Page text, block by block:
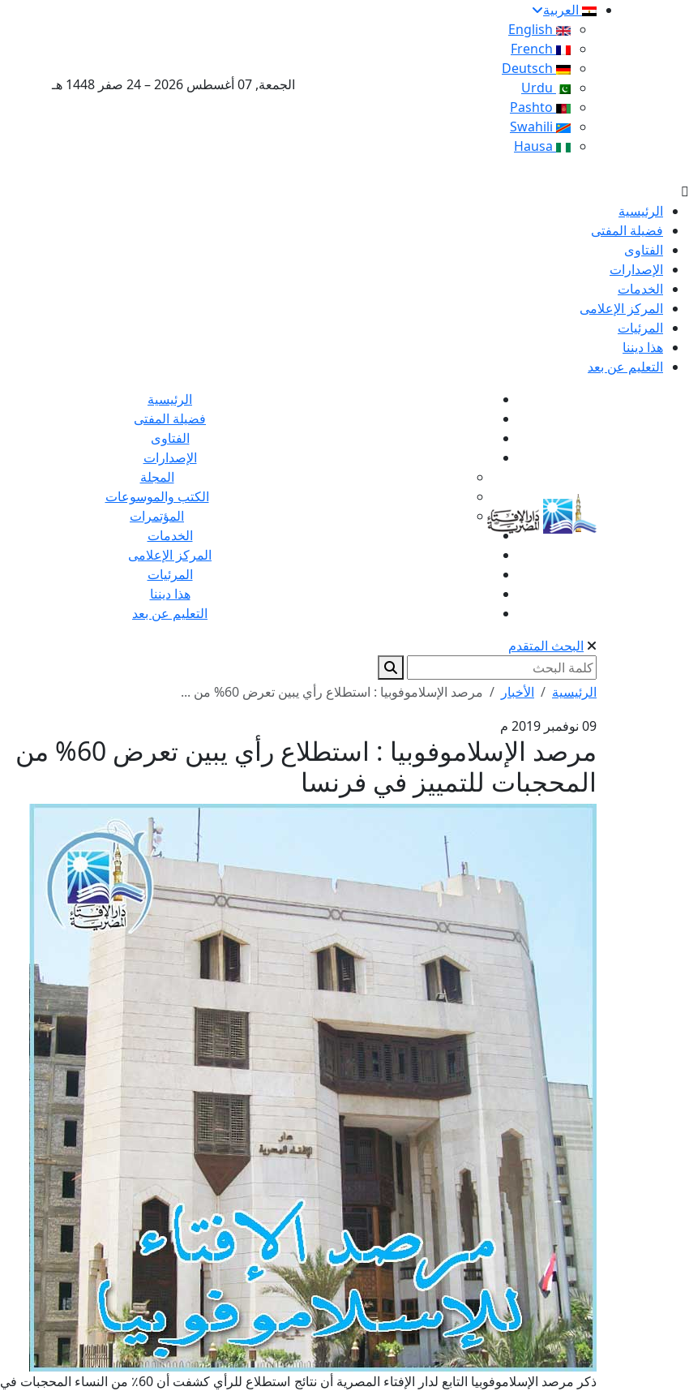
العربية
الجمعة, 07 أغسطس 2026 – 24 صفر 1448 هـ
الرئيسية
فضيلة المفتى
الفتاوى
الإصدارات
الخدمات
المركز الإعلامى
المرئيات
هذا ديننا
التعليم عن بعد
الرئيسية
فضيلة المفتى
الفتاوى
الإصدارات
المجلة
الكتب والموسوعات
المؤتمرات
الخدمات
المركز الإعلامى
المرئيات
هذا ديننا
التعليم عن بعد
البحث المتقدم
الرئيسية الأخبار
مرصد الإسلاموفوبيا : استطلاع رأي يبين تعرض 60% من ...
09 نوفمبر 2019 م
مرصد الإسلاموفوبيا : استطلاع رأي يبين تعرض 60% من
المحجبات للتمييز في فرنسا
ذكر مرصد الإسلاموفوبيا التابع لدار الإفتاء المصرية أن نتائج استطلاع للرأي كشفت أن 60٪ من النساء المحجبات في